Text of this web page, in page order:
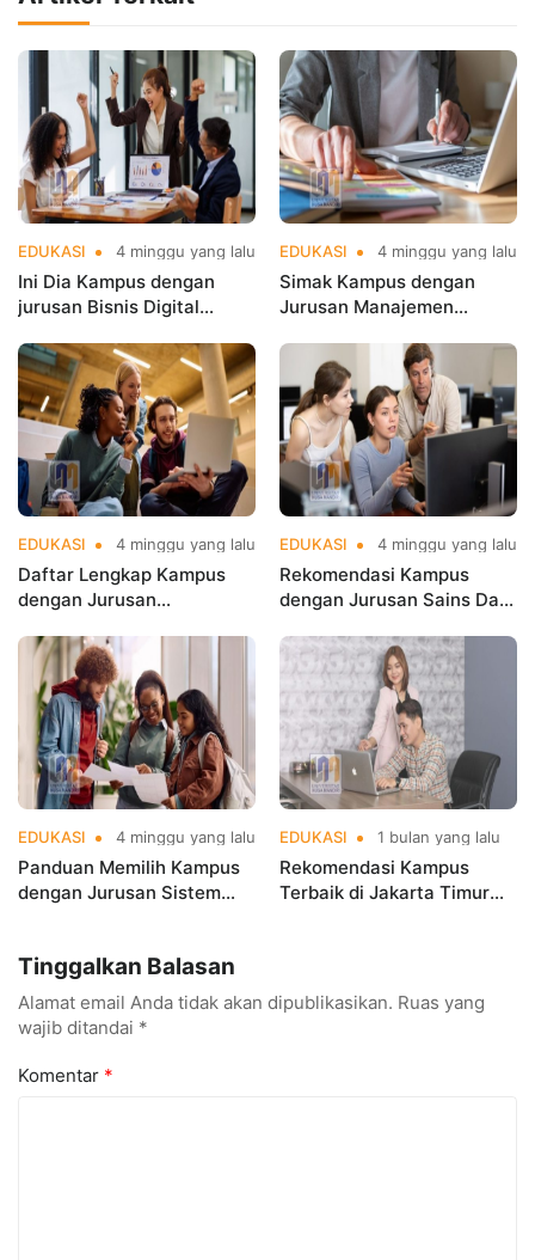
EDUKASI 4 minggu yang lalu
Ini Dia Kampus dengan
jurusan Bisnis Digital
Populer
EDUKASI 4 minggu yang lalu
Simak Kampus dengan
Jurusan Manajemen
Karier Cemerlang
EDUKASI 4 minggu yang lalu
Daftar Lengkap Kampus
dengan Jurusan
Jakarta
EDUKASI 4 minggu yang lalu
Rekomendasi Kampus
dengan Jurusan Sains Data
Jakarta di Era Big Data
EDUKASI 4 minggu yang lalu
Panduan Memilih Kampus
dengan Jurusan Sistem
EDUKASI 1 bulan yang lalu
Rekomendasi Kampus
Terbaik di Jakarta Timur
Tinggalkan Balasan
Alamat email Anda tidak akan dipublikasikan. Ruas yang
wajib ditandai *
Komentar *